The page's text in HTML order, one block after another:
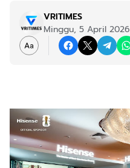
VRITIMES
Minggu, 5 April